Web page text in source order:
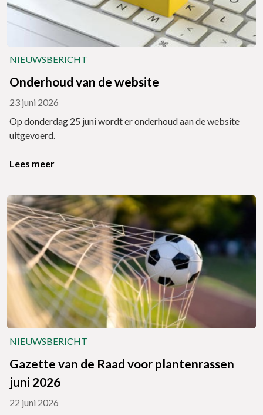
NIEUWSBERICHT
Onderhoud van de website
23 juni 2026
Op donderdag 25 juni wordt er onderhoud aan de website
uitgevoerd.
Lees meer
NIEUWSBERICHT
Gazette van de Raad voor plantenrassen
juni 2026
22 juni 2026